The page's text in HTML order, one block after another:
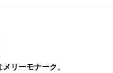
メリーモナーク 。